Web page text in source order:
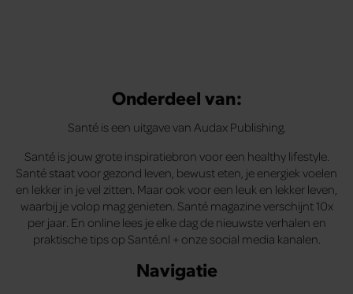
Onderdeel van:
Santé is een uitgave van Audax Publishing.
Santé is jouw grote inspiratiebron voor een healthy lifestyle.
Santé staat voor gezond leven, bewust eten, je energiek voelen
en lekker in je vel zitten. Maar ook voor een leuk en lekker leven,
waarbij je volop mag genieten. Santé magazine verschijnt 10x
per jaar. En online lees je elke dag de nieuwste verhalen en
praktische tips op Santé.nl + onze social media kanalen.
Navigatie